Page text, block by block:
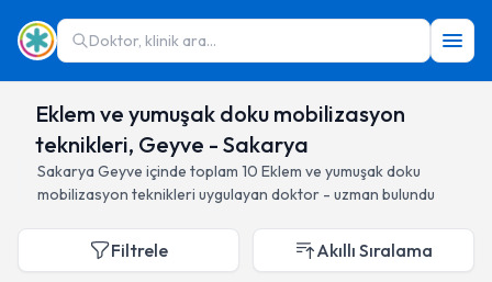
Doktor, klinik ara...
Eklem ve yumuşak doku mobilizasyon
teknikleri, Geyve - Sakarya
Sakarya Geyve içinde toplam 10 Eklem ve yumuşak doku
mobilizasyon teknikleri uygulayan doktor - uzman bulundu
Filtrele Akıllı Sıralama